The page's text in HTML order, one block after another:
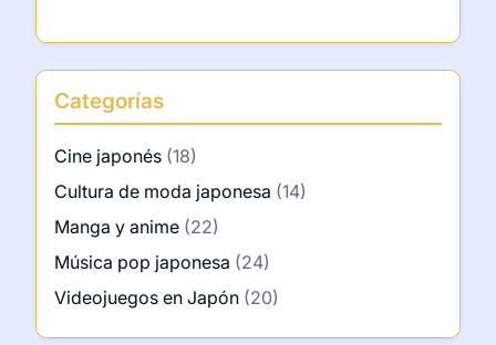
Categorías
Cine japonés (18)
Cultura de moda japonesa (14)
Manga y anime (22)
Música pop japonesa (24)
Videojuegos en Japón (20)